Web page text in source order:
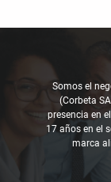
Somos el
(Corbeta
presencia en
17 años en el
marca